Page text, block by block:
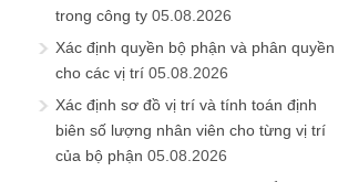
trong công ty 05.08.2026
Xác định quyền bộ phận và phân quyền
cho các vị trí 05.08.2026
Xác định sơ đồ vị trí và tính toán định
biên số lượng nhân viên cho từng vị trí
của bộ phận 05.08.2026